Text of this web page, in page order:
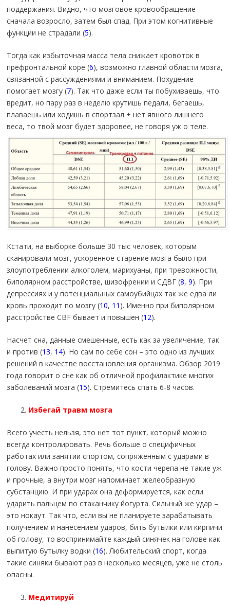
поддержания. Видно, что мозговое кровообращение
сначала возросло, затем был спад. При этом когнитивные
функции не страдали (5).
Тогда как избыточная масса тела снижает кровоток в
префронтальной коре (6), возможно главной области мозга,
связанной с рассуждениями и вниманием. Похудение
помогает мозгу (7). Так что даже если ты побухиваешь, что
вредит, но пару раз в неделю крутишь педали, бегаешь,
плаваешь или ходишь в спортзал + нет явного лишнего
веса, то твой мозг будет здоровее, не говоря уж о теле.
Кстати, на выборке больше 30 тыс человек, которым
сканировали мозг, ускоренное старение мозга было при
злоупотреблении алкоголем, марихуаны, при тревожности,
биполярном расстройстве, шизофрении и СДВГ (8, 9). При
депрессиях и у потенциальных самоубийцах так же едва ли
кровь проходит по мозгу (10, 11 ). Именно при биполярном
расстройстве CBF бывает и повышен (12).
Насчет сна, данные смешенные, есть как за увеличение, так
и против (13, 14). Но сам по себе сон – это одно из лучших
решений в качестве восстановления организма. Обзор 2019
года говорит о сне как об отличной профилактике многих
заболеваний мозга (15). Стремитесь спать 6-8 часов.
Избегай травм мозга
Всего учесть нельзя, это нет тот пункт, который можно
всегда контролировать. Речь больше о специфичных
работах или занятии спортом, сопряжённым с ударами в
голову. Важно просто понять, что кости черепа не такие уж
и прочные, а внутри мозг напоминает желеобразную
субстанцию. И при ударах она деформируется, как если
ударить пальцем по стаканчику йогурта. Сильный же удар –
это нокаут. Так что, если вы не планируете зарабатывать
получением и нанесением ударов, бить бутылки или кирпичи
об голову, то воспринимайте каждый синячек на голове как
выпитую бутылку водки (16). Любительский спорт, когда
такие синяки бывают раз в несколько месяцев, уже не столь
опасны.
Медитируй